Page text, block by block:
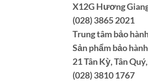
X12G Hương
(028) 3865 2021
Trung tâm bảo
Sản phẩm bảo
21 Tân Kỳ, Tân
(028) 3810 1767